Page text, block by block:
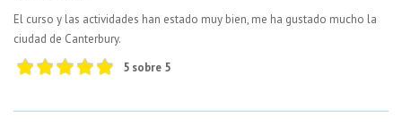
El curso y las actividades han estado muy bien, me ha gustado mucho la
ciudad de Canterbury.
5 sobre 5